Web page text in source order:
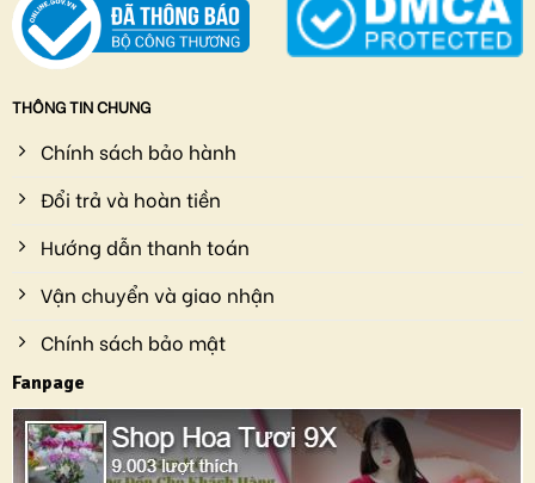
THÔNG TIN CHUNG
Chính sách bảo hành
Đổi trả và hoàn tiền
Hướng dẫn thanh toán
Vận chuyển và giao nhận
Chính sách bảo mật
Fanpage